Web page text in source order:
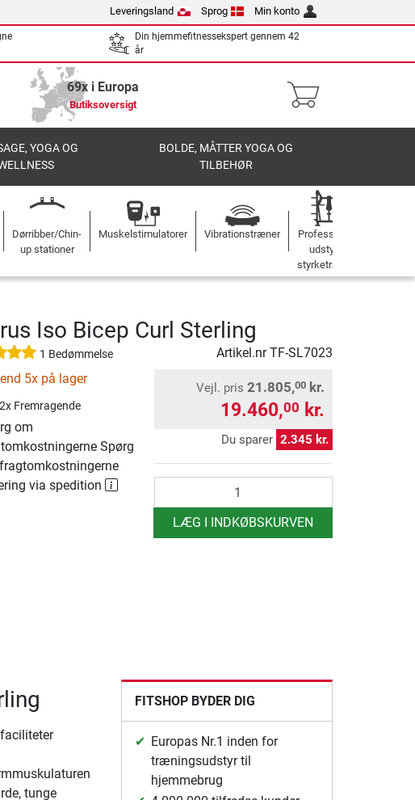
Leveringsland Sprog Min konto
Din hjemmefitnessekspert gennem 42
år
69x i Europa
Butiksoversigt
YOGA OG
BOLDE, MÅTTER YOGA OG
TILBEHØR
Dørribber/Chin-
up stationer
Muskelstimulatorer Vibrationstræner
Professionelt
udstyr til
styrketræning
Iso Bicep Curl Sterling
1 Bedømmelse Artikel.nrTF-SL7023
5x på lager
2x Fremragende
om
Spørg
via spedition
Vejl. pris 21.805,00 kr.
19.460,00 kr.
Du sparer 2.345 kr.
LÆG I INDKØBSKURVEN
tunge
FITSHOP BYDER DIG
Europas Nr.1 inden for
træningsudstyr til
hjemmebrug